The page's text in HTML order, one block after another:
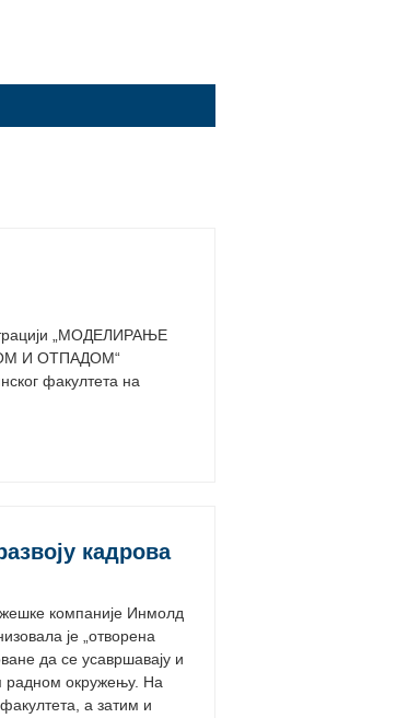
„МОДЕЛИРАЊЕ
И ОТПАДОМ“
факултета на
кадрова
компаније Инмолд
је „отворена
да се усавршавају и
радном окружењу. На
а затим и